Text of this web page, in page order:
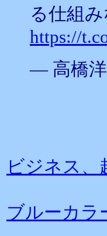
る仕組
https://
— 高橋洋
ビジネス、
ブルーカラ